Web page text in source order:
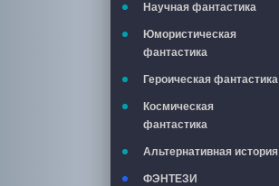
Научная фантастика
Юмористическая
фантастика
Героическая фантастика
Космическая
фантастика
Альтернативная история
ФЭНТЕЗИ